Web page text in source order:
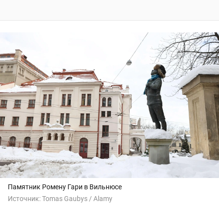
Памятник Ромену Гари в Вильнюсе
Источник:Tomas Gaubys / Alamy